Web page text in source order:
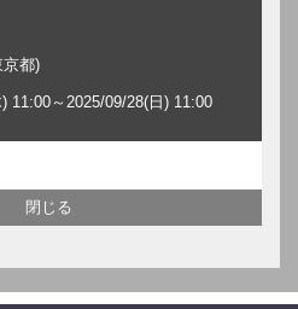
都)
11:00～2025/09/28(日) 11:00